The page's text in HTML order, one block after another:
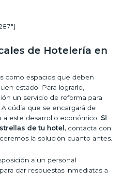
de Hotelería en
como espacios que deben
estado. Para lograrlo,
un servicio de reforma para
que se encargará de
a este desarrollo económico. Si
de tu hotel, contacta con
la solución cuanto antes.
a un personal
dar respuestas inmediatas a